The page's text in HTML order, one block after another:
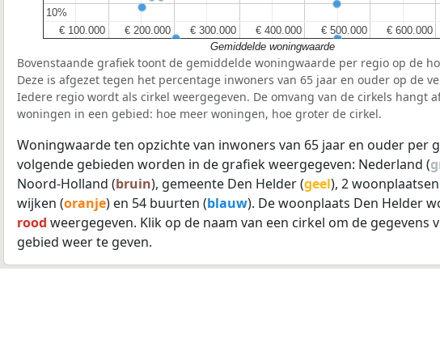
€ 100.000
€ 100.000 € 200.000
€ 200.000 € 300.000
€ 300.000 € 400.000
€ 400.000 € 500.000
€ 500.000 € 600.000
€ 600.000
10%
10%
Gemiddelde woningwaarde
Bovenstaande grafiek toont de gemiddelde woningwaarde per regio op de
Deze is afgezet tegen het percentage inwoners van 65 jaar en ouder op de
Iedere regio wordt als cirkel weergegeven. De omvang van de cirkels hangt
woningen in een gebied: hoe meer woningen, hoe groter de cirkel.
Woningwaarde ten opzichte van inwoners van 65 jaar en ouder per
volgende gebieden worden in de grafiek weergegeven: Nederland (
Noord-Holland (bruin), gemeente Den Helder (geel), 2
wijken (oranje) en 54 buurten (blauw). De woonplaats Den Helder
rood weergegeven. Klik op de naam van een cirkel om de gegevens
gebied weer te geven.